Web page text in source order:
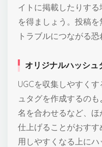
イトに掲載したりす
を得ましょう。投稿
トラブルにつながる恐
オリジナルハッシュ
UGCを収集しやすく
ュタグを作成するの
名を合わせるなど、
仕上げることがおす
用しやすくなる上に